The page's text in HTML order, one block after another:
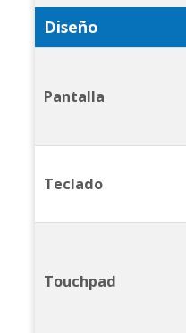
Diseño
Pantalla
Teclado
Touchpad